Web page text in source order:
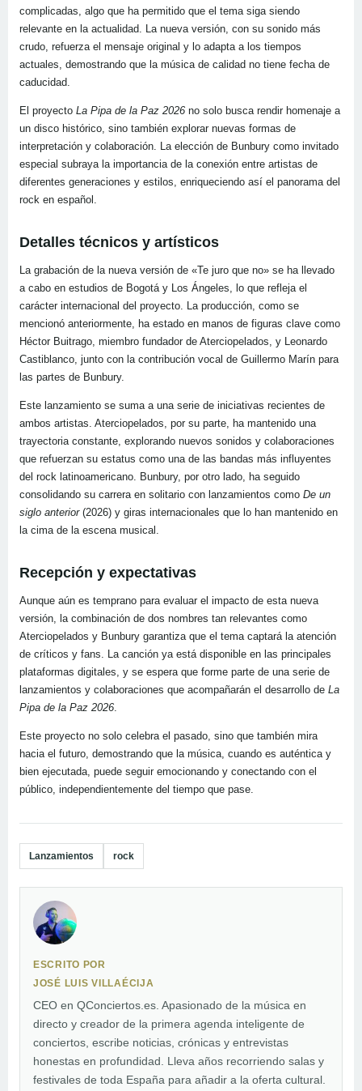
complicadas, algo que ha permitido que el tema siga siendo
relevante en la actualidad. La nueva versión, con su sonido más
crudo, refuerza el mensaje original y lo adapta a los tiempos
actuales, demostrando que la música de calidad no tiene fecha de
caducidad.
El proyecto La Pipa de la Paz 2026 no solo busca rendir homenaje a
un disco histórico, sino también explorar nuevas formas de
interpretación y colaboración. La elección de Bunbury como invitado
especial subraya la importancia de la conexión entre artistas de
diferentes generaciones y estilos, enriqueciendo así el panorama del
rock en español.
Detalles técnicos y artísticos
La grabación de la nueva versión de «Te juro que no» se ha llevado
a cabo en estudios de Bogotá y Los Ángeles, lo que refleja el
carácter internacional del proyecto. La producción, como se
mencionó anteriormente, ha estado en manos de figuras clave como
Héctor Buitrago, miembro fundador de Aterciopelados, y Leonardo
Castiblanco, junto con la contribución vocal de Guillermo Marín para
las partes de Bunbury.
Este lanzamiento se suma a una serie de iniciativas recientes de
ambos artistas. Aterciopelados, por su parte, ha mantenido una
trayectoria constante, explorando nuevos sonidos y colaboraciones
que refuerzan su estatus como una de las bandas más influyentes
del rock latinoamericano. Bunbury, por otro lado, ha seguido
consolidando su carrera en solitario con lanzamientos como De un
siglo anterior(2026) y giras internacionales que lo han mantenido en
la cima de la escena musical.
Recepción y expectativas
Aunque aún es temprano para evaluar el impacto de esta nueva
versión, la combinación de dos nombres tan relevantes como
Aterciopelados y Bunbury garantiza que el tema captará la atención
de críticos y fans. La canción ya está disponible en las principales
plataformas digitales, y se espera que forme parte de una serie de
lanzamientos y colaboraciones que acompañarán el desarrollo de La
Pipa de la Paz 2026
Este proyecto no solo celebra el pasado, sino que también mira
hacia el futuro, demostrando que la música, cuando es auténtica y
bien ejecutada, puede seguir emocionando y conectando con el
público, independientemente del tiempo que pase.
Lanzamientos rock
ESCRITO POR
JOSÉ LUIS VILLAÉCIJA
CEO en QConciertos.es. Apasionado de la música en
directo y creador de la primera agenda inteligente de
conciertos, escribe noticias, crónicas y entrevistas
honestas en profundidad. Lleva años recorriendo salas y
festivales de toda España para añadir a la oferta cultural.